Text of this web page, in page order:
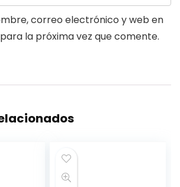
correo electrónico y web en
la próxima vez que comente.